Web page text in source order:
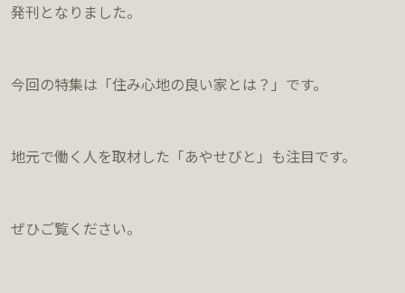
発刊となりました。
今回の特集は「住み心地の良い家とは？」です。
地元で働く人を取材した「あやせびと」も注目です。
ぜひご覧ください。